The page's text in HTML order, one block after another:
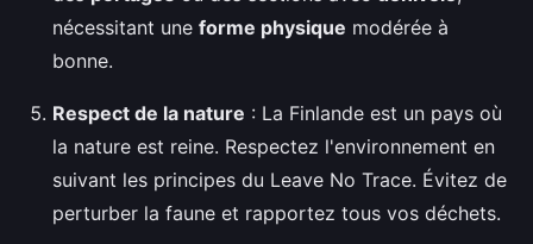
nécessitant une forme physique modérée à
bonne.
Respect de la nature : La Finlande est un pays où
la nature est reine. Respectez l'environnement en
suivant les principes du Leave No Trace. Évitez de
perturber la faune et rapportez tous vos déchets.